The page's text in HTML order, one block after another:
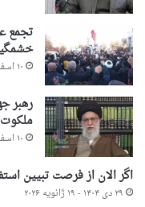
تجمع
۱۰ اسفند ۱۴۰۴ - ۱ مارس ۲۰۲۶
رهبر
۱۰ اسفند ۱۴۰۴ - ۱ مارس ۲۰۲۶
اگر الان از فرصت تبیین
۲۹ دی ۱۴۰۴ - ۱۹ ژانویه ۲۰۲۶